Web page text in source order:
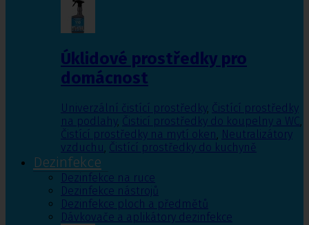
Úklidové prostředky pro
domácnost
Univerzální čistící prostředky, Čistící prostředky
na podlahy, Čisticí prostředky do koupelny a WC,
Čistící prostředky na mytí oken, Neutralizátory
vzduchu, Čistící prostředky do kuchyně
Dezinfekce
Dezinfekce na ruce
Dezinfekce nástrojů
Dezinfekce ploch a předmětů
Dávkovače a aplikátory dezinfekce